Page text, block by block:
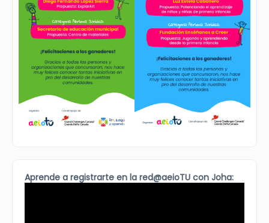
Aprende a registrarte en la red@aeioTU con Joha: